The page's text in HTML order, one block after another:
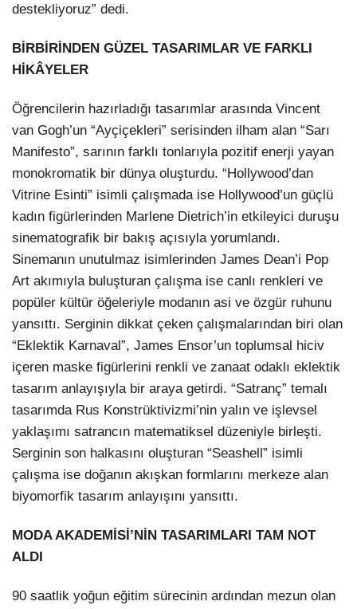
destekliyoruz” dedi.
BİRBİRİNDEN GÜZEL TASARIMLAR VE FARKLI
HİKÂYELER
Öğrencilerin hazırladığı tasarımlar arasında Vincent
van Gogh’un “Ayçiçekleri” serisinden ilham alan “Sarı
Manifesto”, sarının farklı tonlarıyla pozitif enerji yayan
monokromatik bir dünya oluşturdu. “Hollywood’dan
Vitrine Esinti” isimli çalışmada ise Hollywood’un güçlü
kadın figürlerinden Marlene Dietrich’in etkileyici duruşu
sinematografik bir bakış açısıyla yorumlandı.
Sinemanın unutulmaz isimlerinden James Dean’i Pop
Art akımıyla buluşturan çalışma ise canlı renkleri ve
popüler kültür öğeleriyle modanın asi ve özgür ruhunu
yansıttı. Serginin dikkat çeken çalışmalarından biri olan
“Eklektik Karnaval”, James Ensor’un toplumsal hiciv
içeren maske figürlerini renkli ve zanaat odaklı eklektik
tasarım anlayışıyla bir araya getirdi. “Satranç” temalı
tasarımda Rus Konstrüktivizmi’nin yalın ve işlevsel
yaklaşımı satrancın matematiksel düzeniyle birleşti.
Serginin son halkasını oluşturan “Seashell” isimli
çalışma ise doğanın akışkan formlarını merkeze alan
biyomorfik tasarım anlayışını yansıttı.
MODA AKADEMİSİ’NİN TASARIMLARI TAM NOT
ALDI
90 saatlik yoğun eğitim sürecinin ardından mezun olan